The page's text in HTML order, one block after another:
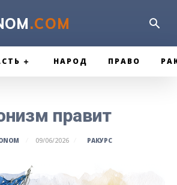
.COM
НАРОД ПРАВО
правит
09/06/2026 РАКУРС